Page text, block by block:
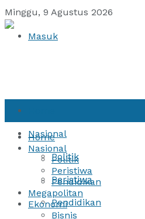
Minggu, 9 Agustus 2026
Masuk
Nasional
Politik
Peristiwa
Pendidikan
Home
Nasional
Politik
Peristiwa
Pendidikan
Megapolitan
Ekonomi
Bisnis